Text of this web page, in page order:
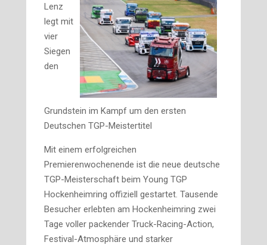
Lenz
legt mit
vier
Siegen
den
Grundstein im Kampf um den ersten
Deutschen TGP-Meistertitel
Mit einem erfolgreichen
Premierenwochenende ist die neue deutsche
TGP-Meisterschaft beim Young TGP
Hockenheimring offiziell gestartet. Tausende
Besucher erlebten am Hockenheimring zwei
Tage voller packender Truck-Racing-Action,
Festival-Atmosphäre und starker